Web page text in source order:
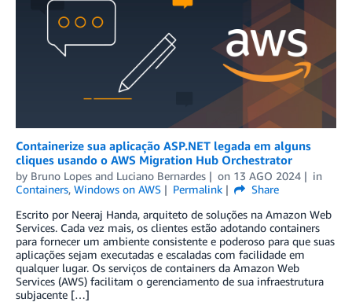
Containerize sua aplicação ASP.NET legada em alguns
cliques usando o AWS Migration Hub Orchestrator
by Bruno Lopes and Luciano Bernardes on 13 AGO 2024
in
Containers, Windows on AWS Permalink
Share
Escrito por Neeraj Handa, arquiteto de soluções na Amazon Web
Services. Cada vez mais, os clientes estão adotando containers
para fornecer um ambiente consistente e poderoso para que suas
aplicações sejam executadas e escaladas com facilidade em
qualquer lugar. Os serviços de containers da Amazon Web
Services (AWS) facilitam o gerenciamento de sua infraestrutura
subjacente […]